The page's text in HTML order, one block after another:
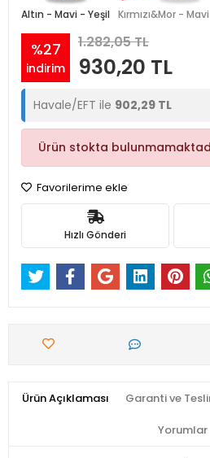
Altın - Mavi - Yeşil Kırmızı&Mor -
%27
indirim
1.282,05 TL
930,20 TL
Havale/EFT ile 902,29 TL
Ürün stokta
Favorilerime ekle
Hızlı Gönderi
Ürün Açıklaması Garanti ve
Yorumlar